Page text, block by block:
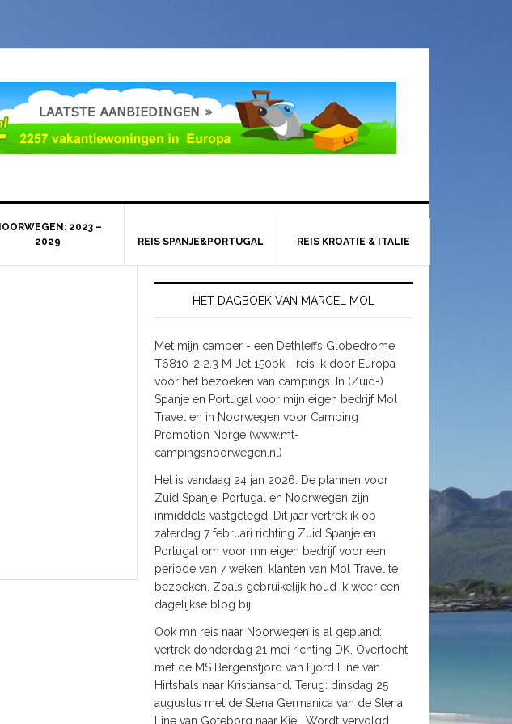
2023 –
2029
REIS SPANJE&PORTUGAL REIS KROATIE & ITALIE
HET DAGBOEK VAN MARCEL MOL
Met mijn camper - een Dethleffs Globedrome
T6810-2 2.3 M-Jet 150pk - reis ik door Europa
voor het bezoeken van campings. In (Zuid-)
Spanje en Portugal voor mijn eigen bedrijf Mol
Travel en in Noorwegen voor Camping
Promotion Norge (www.mt-
campingsnoorwegen.nl)
Het is vandaag 24 jan 2026. De plannen voor
Zuid Spanje, Portugal en Noorwegen zijn
inmiddels vastgelegd. Dit jaar vertrek ik op
zaterdag 7 februari richting Zuid Spanje en
Portugal om voor mn eigen bedrijf voor een
periode van 7 weken, klanten van Mol Travel te
bezoeken. Zoals gebruikelijk houd ik weer een
dagelijkse blog bij.
Ook mn reis naar Noorwegen is al gepland:
vertrek donderdag 21 mei richting DK. Overtocht
met de MS Bergensfjord van Fjord Line van
Hirtshals naar Kristiansand. Terug: dinsdag 25
augustus met de Stena Germanica van de Stena
Line van Goteborg naar Kiel. Wordt vervolgd.